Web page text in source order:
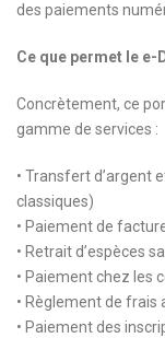
des paiements
Ce que permet le e-
Concrètement, ce
gamme de services :
• Transfert d’argent
classiques)
• Paiement de
• Retrait d’espèces
• Paiement chez les
• Règlement de
• Paiement des